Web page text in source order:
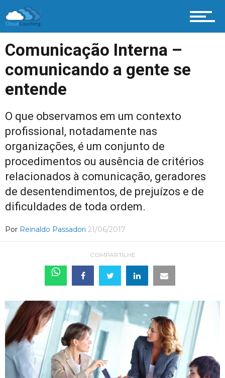
Comunicação Interna –
comunicando a gente se
entende
O que observamos em um contexto
profissional, notadamente nas
organizações, é um conjunto de
procedimentos ou ausência de critérios
relacionados à comunicação, geradores
de desentendimentos, de prejuízos e de
dificuldades de toda ordem.
Por Reinaldo Passadori 21/06/2017
COMPARTILHE